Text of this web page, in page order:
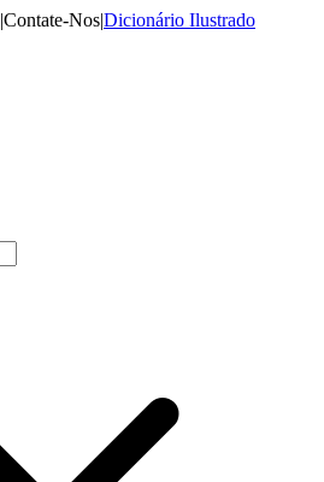
|Contate-Nos|Dicionário Ilustrado